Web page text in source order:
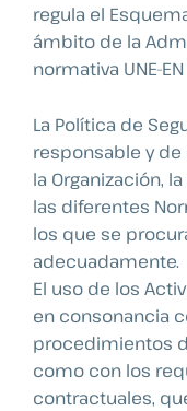
regula el
ámbito de la
normativa UNE-
La Política de
responsable y
la Organización,
las diferentes
los que se
adecuadamente.
El uso de los
en consonancia
procedimientos
como con los
contractuales,